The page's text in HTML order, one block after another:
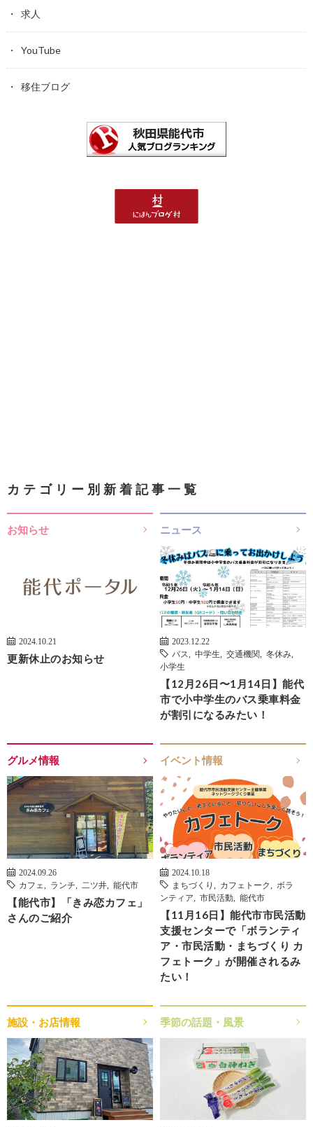
求人
YouTube
移住ブログ
カテゴリー別新着記事一覧
お知らせ
2024.10.21
更新休止のお知らせ
ニュース
2023.12.22
バス
中学生 交通機関 冬休み
小学生
【12月26日〜1月14日】能代
市で小中学生のバス乗車料金
が割引になるみたい！
グルメ情報
2024.09.26
カフェ
ランチ 二ツ井 能代市
【能代市】「きみ恋カフェ」
さんのご紹介
イベント情報
2024.10.18
まちづくり
カフェトーク
ボラ
ンティア
市民活動 能代市
【11月16日】能代市市民活動
支援センターで「ボランティ
ア・市民活動・まちづくり カ
フェトーク」が開催されるみ
たい！
施設・お店情報 季節の話題・風景